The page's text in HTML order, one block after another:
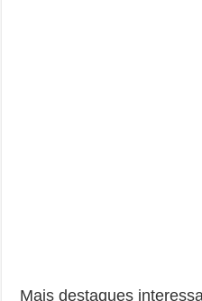
Mais destaques